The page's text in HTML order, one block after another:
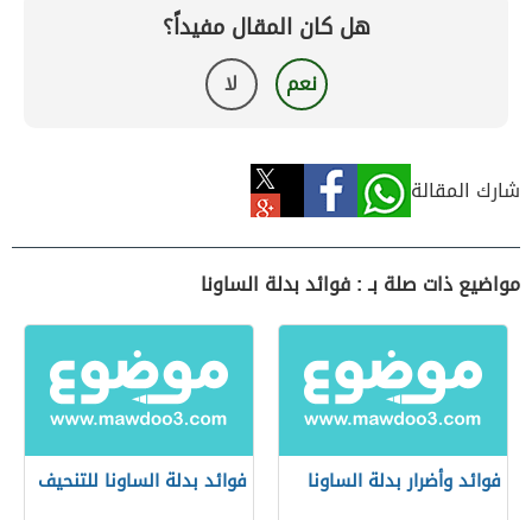
هل كان المقال مفيداً؟
نعم لا
شارك المقالة
مواضيع ذات صلة بـ : فوائد بدلة الساونا
فوائد وأضرار بدلة الساونا فوائد بدلة الساونا للتنحيف